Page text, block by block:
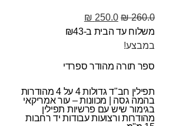
260.0
₪
250.0
₪
משלוח עד הבית ב-₪43
במבצע!
ספר תורה מהודר ספרדי
תפילין חב"ד גדולות 4 על 4 מהודרות
בהמה גסה | מכוונות – עור אמריקאי
בגימור שיש עם פרשיות תפילין
מהודרות ורצועות עבודות יד רחבות